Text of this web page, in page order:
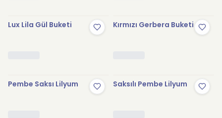
Lux Lila Gül Buketi Kırmızı Gerbera Buketi
Pembe Saksı Lilyum Saksılı Pembe Lilyum